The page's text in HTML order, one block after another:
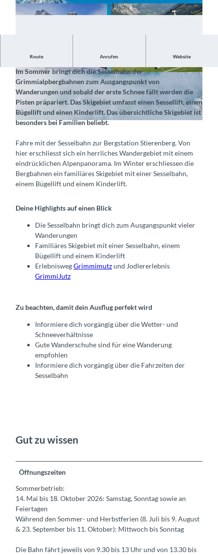
© Grimmialpbergbahnen AG, Interlaken Tourismus |
© Grimmialpbergbahnen AG, Interlaken Touris
mus | CC-BY-SA
© Grimmialpbergbahnen AG, Interlaken Touris
Route Anrufen Website
Mit der Sesselbahn zum Wanderparadies oder auf die Skipiste
Im Sommer bringt dich die Sesselbahn der
Grimmialpbergbahnen zum Ausgangspunkt von
Wanderungen und sobald der erste Schnee fällt werden die
Pisten präpariert. Das Skigebiet umfasst einen Sessellift, einen
Bügellift und einen Kinderlift. Das übersichtliche Skigebiet ist
besonders bei Familien beliebt.
Fahre mit der Sesselbahn zur Bergstation Stierenberg. Von
hier erschliesst sich ein herrliches Wandergebiet mit einem
eindrücklichen Alpenpanorama. Im Winter erschliessen die
Bergbahnen ein familiäres Skigebiet mit einer Sesselbahn,
einem Bügellift und einem Kinderlift.
Deine Highlights auf einen Blick
Die Sesselbahn bringt dich zum Ausgangspunkt vieler
Wanderungen
Familiäres Skigebiet mit einer Sesselbahn, einem
Bügellift und einem Kinderlift
ErlebniswegGrimmimutzund Jodlererlebnis
GrimmiJutz
Zu beachten, damit dein Ausflug perfekt wird
Informiere dich vorgängig über die Wetter- und
Schneeverhältnisse
Gute Wanderschuhe sind für eine Wanderung
empfohlen
Informiere dich vorgängig über die Fahrzeiten der
Sesselbahn
Gut zu wissen
Öffnungszeiten
Sommerbetrieb:
14. Mai bis 18. Oktober 2026: Samstag, Sonntag sowie an
Feiertagen
Während den Sommer- und Herbstferien (8. Juli bis 9. August
& 23. September bis 11. Oktober): Mittwoch bis Sonntag
Die Bahn fährt jeweils von 9.30 bis 13 Uhr und von 13.30 bis